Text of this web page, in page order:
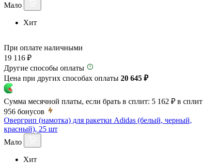
Мало
Хит
При оплате наличными
19 116 ₽
Другие способы оплаты
Цена при других способах оплаты 20 645 ₽
Сумма месячной платы, если брать в сплит: 5 162 ₽ в сплит
956 бонусов
Овергрип (намотка) для ракетки Adidas (белый, черный,
красный), 25 шт
Мало
Хит